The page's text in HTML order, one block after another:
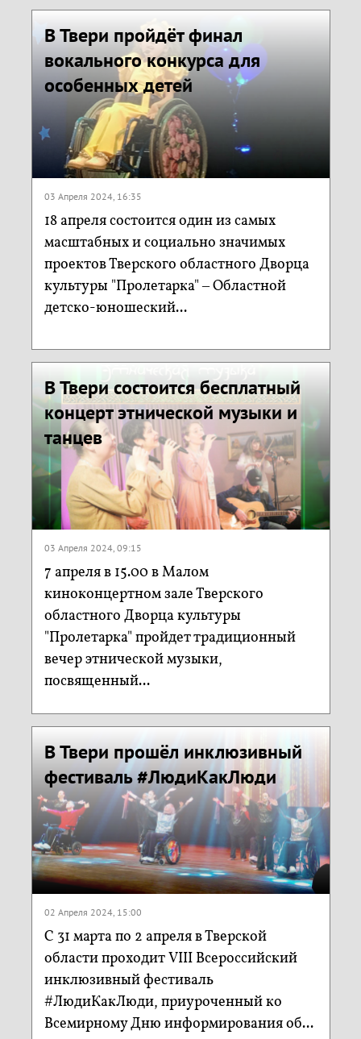
В Твери пройдёт финал
вокального конкурса для
особенных детей
03 Апреля 2024, 16:35
18 апреля состоится один из самых
масштабных и социально значимых
проектов Тверского областного Дворца
культуры "Пролетарка" – Областной
детско-юношеский...
В Твери состоится бесплатный
концерт этнической музыки и
танцев
03 Апреля 2024, 09:15
7 апреля в 15.00 в Малом
киноконцертном зале Тверского
областного Дворца культуры
"Пролетарка" пройдет традиционный
вечер этнической музыки,
посвященный...
В Твери прошёл инклюзивный
фестиваль #ЛюдиКакЛюди
02 Апреля 2024, 15:00
С 31 марта по 2 апреля в Тверской
области проходит VIII Всероссийский
инклюзивный фестиваль
#ЛюдиКакЛюди, приуроченный ко
Всемирному Дню информирования об...